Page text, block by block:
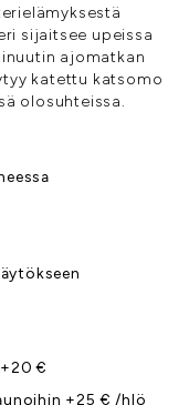
sijaitsee upeissa
ajomatkan
katettu katsomo
olosuhteissa.
€
+25 € /hlö